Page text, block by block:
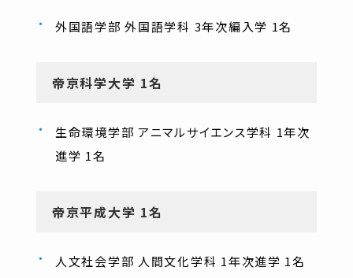
外国語学部 外国語学科 3年次編入学 1名
帝京科学大学 1名
生命環境学部 アニマルサイエンス学科 1年次
進学 1名
帝京平成大学 1名
人文社会学部 人間文化学科 1年次進学 1名